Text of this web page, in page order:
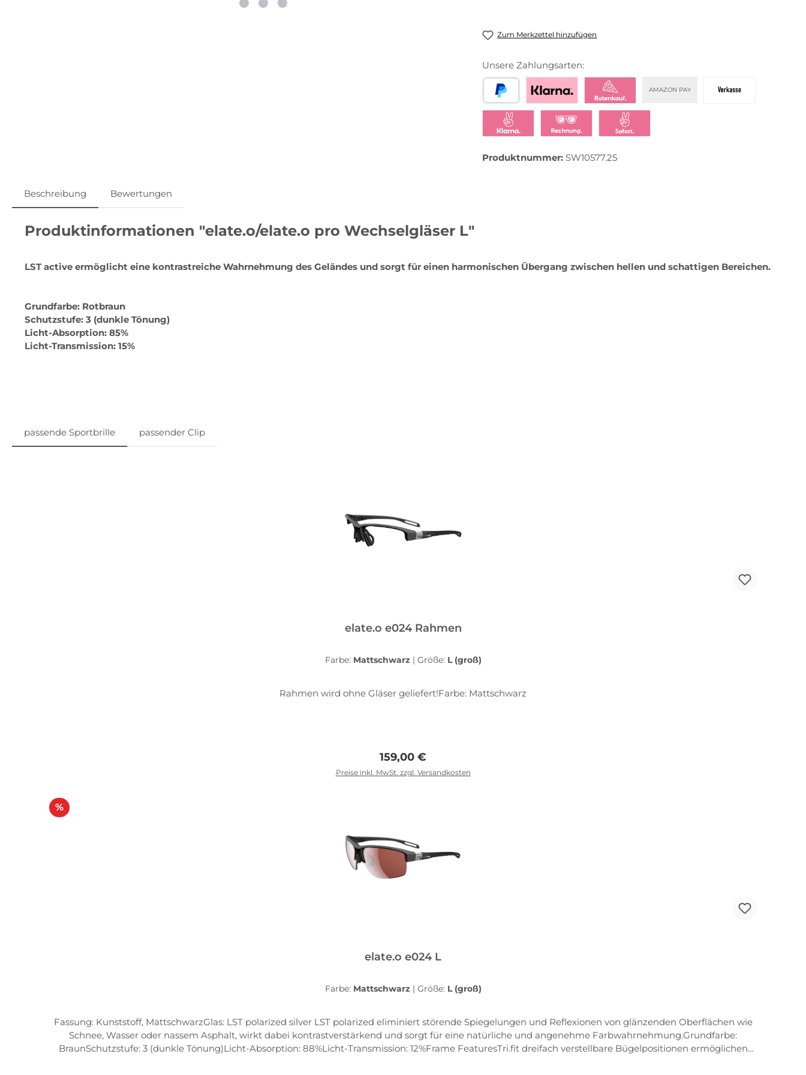
Zum Merkzettel hinzufügen
Unsere Zahlungsarten:
AMAZON PAY
PayPal Bezahlen mit KlarnaKlarna Ratenkauf
Produktnummer: SW10577.25
Beschreibung Bewertungen
Produktinformationen "elate.o/elate.o pro Wechselgläser L"
LST active ermöglicht eine kontrastreiche Wahrnehmung des Geländes und sorgt für einen harmonischen Übergang zwischen hellen und schattigen Bereichen.
Grundfarbe: Rotbraun
Schutzstufe: 3 (dunkle Tönung)
Licht-Absorption: 85%
Licht-Transmission: 15%
passende Sportbrille passender Clip
elate.o e024 Rahmen
Farbe: Mattschwarz | Größe: L (groß)
Rahmen wird ohne Gläser geliefert!Farbe: Mattschwarz
Regulärer Preis:
159,00 €
Preise inkl. MwSt. zzgl. Versandkosten
%Rabatt
elate.o e024 L
Farbe: Mattschwarz | Größe: L (groß)
Fassung: Kunststoff, MattschwarzGlas: LST polarized silver LST polarized eliminiert störende Spiegelungen und Reflexionen von glänzenden Oberflächen wie
Schnee, Wasser oder nassem Asphalt, wirkt dabei kontrastverstärkend und sorgt für eine natürliche und angenehme Farbwahrnehmung.Grundfarbe:
BraunSchutzstufe: 3 (dunkle Tönung)Licht-Absorption: 88%Licht-Transmission: 12%Frame FeaturesTri.fit dreifach verstellbare Bügelpositionen ermöglichen